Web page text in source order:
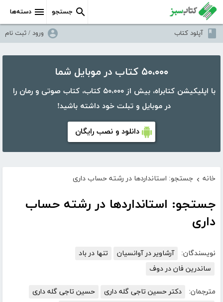
دسته‌ها جستجو
آپلود کتاب ورود / ثبت نام
۵۰،۰۰۰ کتاب در موبایل شما
با اپلیکیشن کتابراه، بیش از ۵۰،۰۰۰ کتاب، کتاب صوتی و رمان را
در موبایل و تبلت خود داشته باشید!
دانلود و نصب رایگان
خانه › جستجو: استانداردها در رشته حساب داری
جستجو: استانداردها در رشته حساب
داری
نویسندگان: آرشاویر در آوانسیان
تنها در باد
ساندرین فان در دوف
مترجمان: دکتر حسین تاجی گله داری
حسین تاجی گله داری